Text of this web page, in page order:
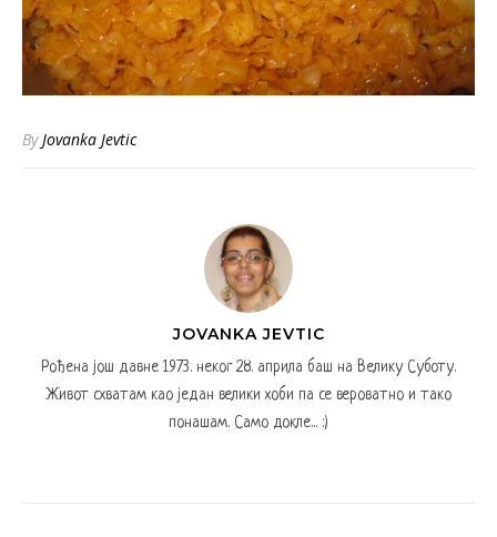
ByJovanka Jevtic
JOVANKA JEVTIC
Рођена још давне 1973. неког 28. априла баш на Велику Суботу.
Живот схватам као један велики хоби па се вероватно и тако
понашам. Само докле... :)